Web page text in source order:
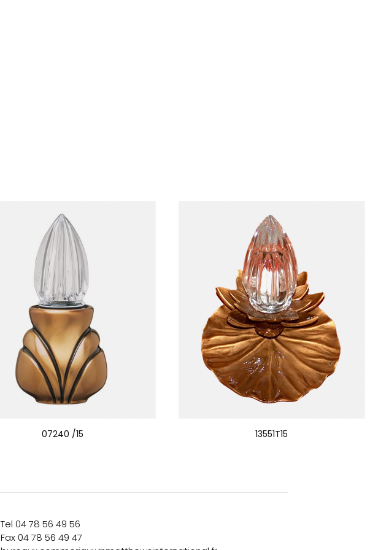
07240 /15 13551T15
Tel 04 78 56 49 56
Fax 04 78 56 49 47